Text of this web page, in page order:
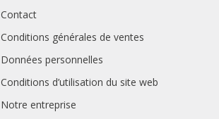
Contact
Conditions générales de ventes
Données personnelles
Conditions d’utilisation du site web
Notre entreprise